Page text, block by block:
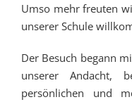
Umso mehr freuten
unserer Schule
Der Besuch begann
unserer
persönlichen und